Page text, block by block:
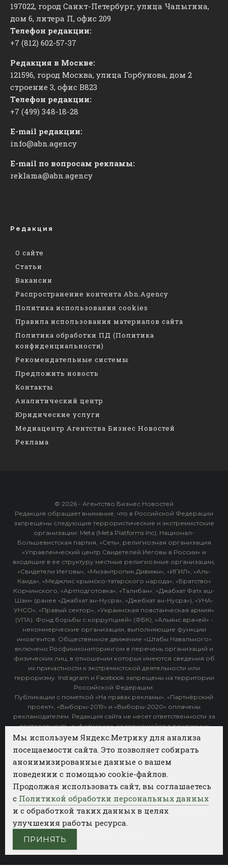
197022, город Санкт-Петербург, улица Чапыгина,
дом 6, литера П, офис 209
Телефон редакции:
+7 (812) 602-57-37
Редакция в Москве:
121596, город Москва, улица Горбунова, дом 2
строение 3, офис ​В823
Телефон редакции:
+7 (499) 348-18-28
E-mail редакции:
info@abn.agency
E-mail по вопросам рекламы:
reklama@abn.agency
Редакция
О сайте
Статьи
Вакансии
Распространение контента Abn.Agency
Политика использования cookies
Правила использования материалов сайта
Политика обработки ПД (Политика
конфиденциальности)
Рекомендательные системы
Предложить новость
Контакты
Аналитический центр
Юридические услуги
Медиацентр Агентства Бизнес Новостей
Реклама
© 2026 - Агентство Бизнес Новостей
Редакция обращает внимание, что в Российской Федерации
запрещены следующие террористические и экстремистские
организации: Meta (Meta Platforms Inc), Национал-
Большевистская партия, «Сеть», религиозная организация
«Управленческий центр Свидетелей Иеговы в России» и
входящие в ее структуру местные религиозные организации,
«Свидетели Иеговы», «Мизантропик Дивижн», «ИГИЛ», «Аль-
Каида», «Меджлис крымско-татарского народа», «Братство»
Корчинского, «Артподготовка», «Талибан», «Джабхат Фатх аш-
Шам» (ранее «Джабхат ан-Нусра», «Джебхат ан-Нусра»), «УНА-
УНСО», «Правый сектор», «Украинская повстанческая армия»
(УПА). Фонд борьбы с коррупцией» (ФБК), «Альянс врачей» -
некоммерческие организации, выполняющие функции
иноагентов. Общественное движение «Штабы Навального»
включено Росфинмониторингом в перечень организаций и
физических лиц, в отношении которых имеются сведения об
их причастности к экстремистской деятельности или
терроризму. Instagram и Facebook запрещены на территории
Российской Федерации.
Публикации с пометкой «На правах рекламы», «Партнёрский
проект», «Выборы-2019» и «Выборы-2020» оплачены
рекламодателем. Редакция сайта не несет ответственности за
достоверность информации, содержащейся в рекламных
объявлениях.
ФОТОБАНК АГЕНТСТВА БИЗНЕС НОВОСТЕЙ
РЕГИОНЫ ПОЛИТИКА ОБЩЕСТВО
Мы используем Яндекс.Метрику для анализа
посещаемости сайта. Это позволяет собирать
анонимизированные данные о вашем
поведении с помощью cookie-файлов.
Продолжая использовать сайт, вы соглашаетесь
с Политикой обработки персональных данных
и с обработкой таких данных в целях
улучшения работы ресурса.
ПРИНЯТЬ